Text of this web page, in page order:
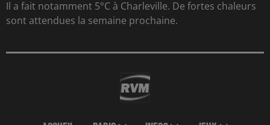
Il a fait notamment 5°C à Charleville. De fortes chaleurs
sont attendues la semaine prochaine.